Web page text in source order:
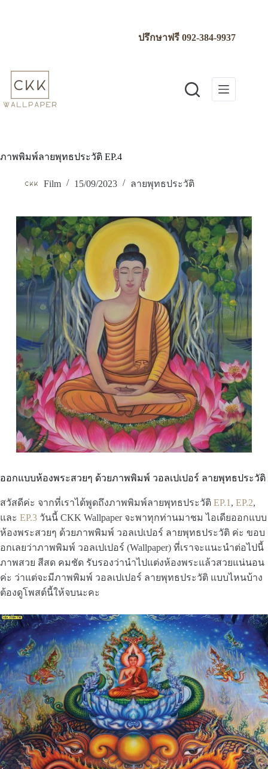
ปรึกษาฟรี092-384-9937
ภาพพิมพ์ลายพุทธประวัติ EP.4
Film 15/09/2023 ลายพุทธประวัติ
ออกแบบห้องพระสวยๆ ด้วยภาพพิมพ์ วอลเปเปอร์ ลายพุทธประวัติ
สวัสดีค่ะ จากที่เราได้พูดถึงภาพพิมพ์ลายพุทธประวัติ EP.1 , EP.2,
และ EP.3 วันนี้ CKK Wallpaper จะพาทุกท่านมาชม ไอเดียออกแบบ
ห้องพระสวยๆ ด้วยภาพพิมพ์ วอลเปเปอร์ ลายพุทธประวัติ ค่ะ ขอบ
อกเลยว่าภาพพิมพ์ วอลเปเปอร์ (Wallpaper) ที่เราจะแนะนำต่อไปนี้
ภาพสวย สีสด คมชัด รับรองว่านำไปแต่งห้องพระแล้วสวยแน่นอน
ค่ะ ว่าแต่จะมีภาพพิมพ์ วอลเปเปอร์ ลายพุทธประวัติ แบบไหนบ้าง
ต้องดูโพสต์นี้ให้จบนะคะ